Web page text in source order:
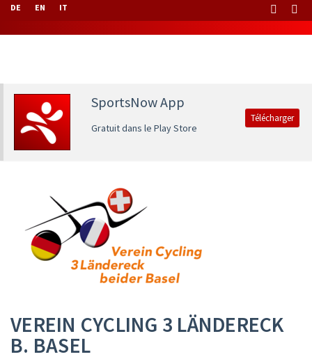
DE EN IT
SportsNow App
Gratuit dans le Play Store
Télécharger
VEREIN CYCLING 3 LÄNDERECK
B. BASEL